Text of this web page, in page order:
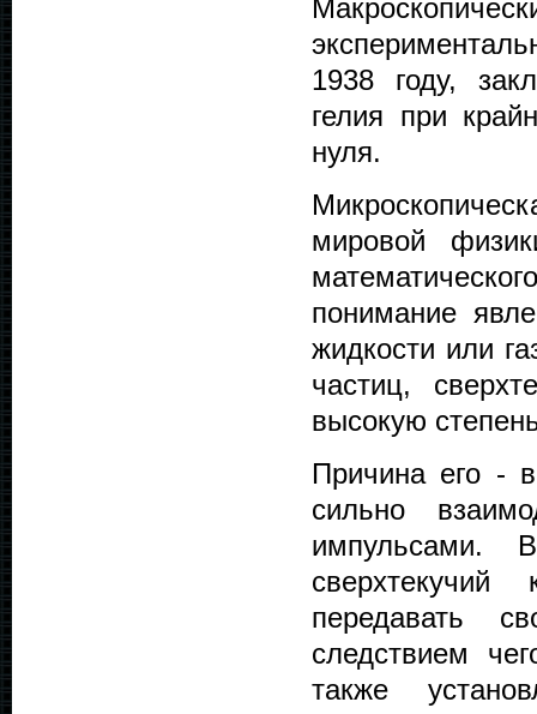
1938 году,
гелия при
нуля.
мировой
понимание
жидкости или
частиц,
высокую
Причина его -
сильно
импульсами. В
передавать
следствием
также